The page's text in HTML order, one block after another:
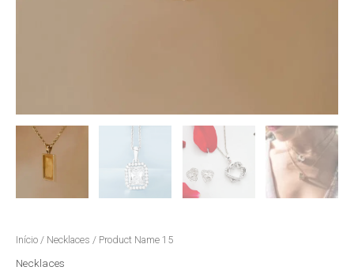
Início / Necklaces / Product Name 15
Necklaces